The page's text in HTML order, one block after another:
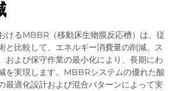
けるMBBR（移動床生物膜反応槽）は、従
と比較して、エネルギー消費量の削減、ス
および保守作業の最小化により、長期にわ
を実現します。MBBRシステムの優れた酸
最適化設計および混合パターンによって実